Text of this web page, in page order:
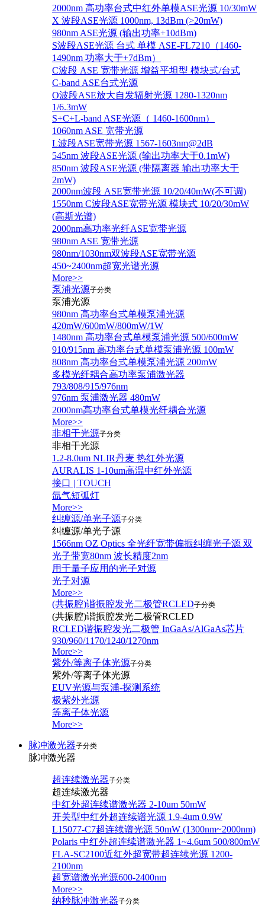
2000nm 高功率台式中红外单模ASE光源 10/30mW
X 波段ASE光源 1000nm, 13dBm (>20mW)
980nm ASE光源 (输出功率+10dBm)
S波段ASE光源 台式 单模 ASE-FL7210（1460-
1490nm 功率大于+7dBm）
C波段 ASE 宽带光源 增益平坦型 模块式/台式
C-band ASE台式光源
O波段ASE放大自发辐射光源 1280-1320nm
1/6.3mW
S+C+L-band ASE光源（ 1460-1600nm）
1060nm ASE 宽带光源
L波段ASE宽带光源 1567-1603nm@2dB
545nm 波段ASE光源 (输出功率大于0.1mW)
850nm 波段ASE光源 (带隔离器 输出功率大于
2mW)
2000nm波段 ASE宽带光源 10/20/40mW(不可调)
1550nm C波段ASE宽带光源 模块式 10/20/30mW
(高斯光谱)
2000nm高功率光纤ASE宽带光源
980nm ASE 宽带光源
980nm/1030nm双波段ASE宽带光源
450~2400nm超宽光谱光源
More>>
泵浦光源子分类
泵浦光源
980nm 高功率台式单模泵浦光源
420mW/600mW/800mW/1W
1480nm 高功率台式单模泵浦光源 500/600mW
910/915nm 高功率台式单模泵浦光源 100mW
808nm 高功率台式单模泵浦光源 200mW
多模光纤耦合高功率泵浦激光器
793/808/915/976nm
976nm 泵浦激光器 480mW
2000nm高功率台式单模光纤耦合光源
More>>
非相干光源子分类
非相干光源
1.2-8.0um NLIR丹麦 热红外光源
AURALIS 1-10um高温中红外光源
接口 | TOUCH
氙气短弧灯
More>>
纠缠源/单光子源子分类
纠缠源/单光子源
1566nm OZ Optics 全光纤宽带偏振纠缠光子源 双
光子带宽80nm 波长精度2nm
用于量子应用的光子对源
光子对源
More>>
(共振腔)谐振腔发光二极管RCLED子分类
(共振腔)谐振腔发光二极管RCLED
RCLED谐振腔发光二极管 InGaAs/AlGaAs芯片
930/960/1170/1240/1270nm
More>>
紫外/等离子体光源子分类
紫外/等离子体光源
EUV光源与泵浦-探测系统
极紫外光源
等离子体光源
More>>
脉冲激光器子分类
脉冲激光器
超连续激光器子分类
超连续激光器
中红外超连续谱激光器 2-10um 50mW
开关型中红外超连续谱光源 1.9-4um 0.9W
L15077-C7超连续谱光源 50mW (1300nm~2000nm)
Polaris 中红外超连续谱激光器 1~4.6um 500/800mW
FLA-SC2100近红外超宽带超连续光源 1200-
2100nm
超宽谱激光光源600-2400nm
More>>
纳秒脉冲激光器子分类